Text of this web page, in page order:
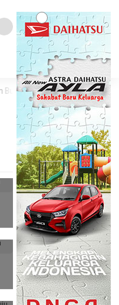
Perlu Diperkuat untuk